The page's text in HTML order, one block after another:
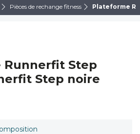
Pièces de rechange fitness Plateforme
Step
Step noire